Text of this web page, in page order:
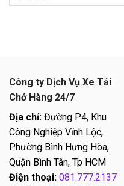
Công ty Dịch Vụ Xe Tải
Chở Hàng 24/7
Địa chỉ: Đường P4, Khu
Công Nghiệp Vĩnh Lộc,
Phường Bình Hưng Hòa,
Quận Bình Tân, Tp HCM
Điện thoại: 081.777.2137